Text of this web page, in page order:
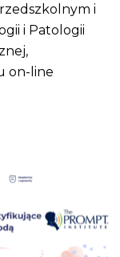
i
i Patologii
on-line